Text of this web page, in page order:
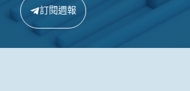
訂閱週報